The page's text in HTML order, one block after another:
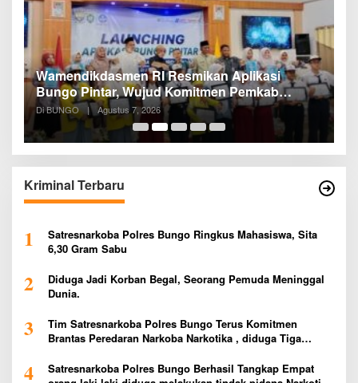
Wamendikdasmen RI Resmikan Aplikasi
Bungo Pintar, Wujud Komitmen Pemkab
Bungo Tingkatkan Mutu Pendidikan
Di BUNGO | Agustus 7, 2026
Kriminal Terbaru
1
Satresnarkoba Polres Bungo Ringkus Mahasiswa, Sita
6,30 Gram Sabu
2
Diduga Jadi Korban Begal, Seorang Pemuda Meninggal
Dunia.
3
Tim Satresnarkoba Polres Bungo Terus Komitmen
Brantas Peredaran Narkoba Narkotika , diduga Tiga
4
Satresnarkoba Polres Bungo Berhasil Tangkap Empat